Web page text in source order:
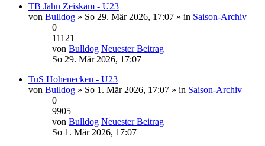
TB Jahn Zeiskam - U23
von Bulldog » So 29. Mär 2026, 17:07 » in Saison-Archiv
0
11121
von Bulldog Neuester Beitrag
So 29. Mär 2026, 17:07
TuS Hohenecken - U23
von Bulldog » So 1. Mär 2026, 17:07 » in Saison-Archiv
0
9905
von Bulldog Neuester Beitrag
So 1. Mär 2026, 17:07